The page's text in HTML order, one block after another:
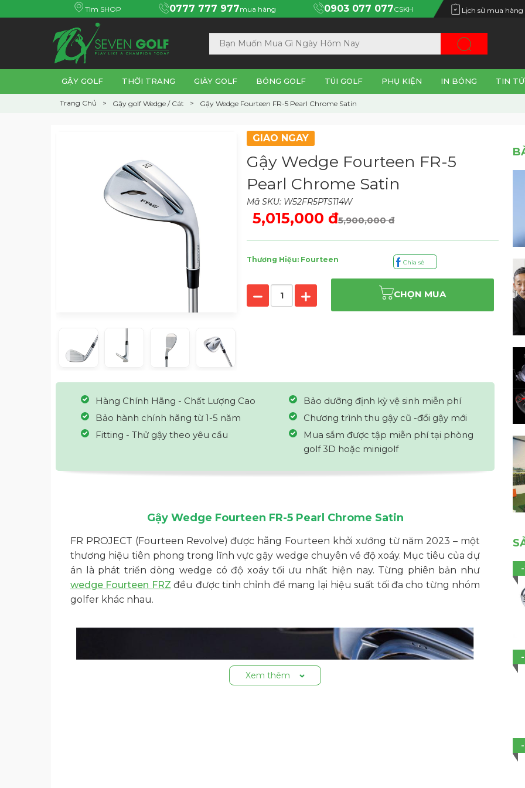
Tìm SHOP 0777 777 977mua hàng 0903 077 077CSKH Lịch sử mua hàng
GẬY GOLF THỜI TRANG GIÀY GOLF BÓNG GOLF TÚI GOLF PHỤ KIỆN IN BÓNG TIN
Trang Chủ Gậy golf Wedge / Cát Gậy Wedge Fourteen FR-5 Pearl Chrome Satin
GIAO NGAY
Gậy Wedge Fourteen FR-5
Pearl Chrome Satin
Mã SKU: W52FR5PTS114W
5,015,000 đ5,900,000 đ
Thương Hiệu: Fourteen Chia sẻ
CHỌN MUA
Hàng Chính Hãng - Chất Lượng Cao
Bảo hành chính hãng từ 1-5 năm
Fitting - Thử gậy theo yêu cầu
Bảo dưỡng định kỳ vệ sinh miễn phí
Chương trình thu gậy cũ -đổi gậy mới
Mua sắm được tập miễn phí tại phòng
golf 3D hoặc minigolf
Gậy Wedge Fourteen FR-5 Pearl Chrome Satin
FR PROJECT (Fourteen Revolve) được hãng Fourteen khởi xướng từ năm 2023 – một
thương hiệu tiên phong trong lĩnh vực gậy wedge chuyên về độ xoáy. Mục tiêu của dự
án là phát triển dòng wedge có độ xoáy tối ưu nhất hiện nay. Từng phiên bản như
wedge Fourteen FRZ đều được tinh chỉnh để mang lại hiệu suất tối đa cho từng nhóm
golfer khác nhau.
Xem thêm